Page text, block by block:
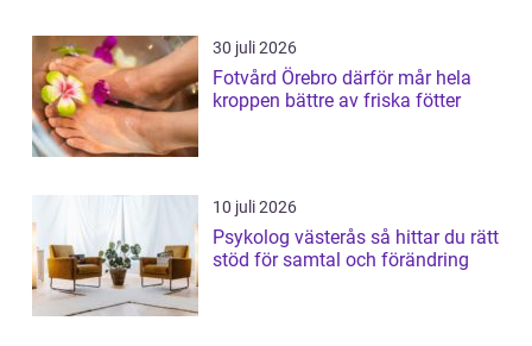
30 juli 2026
Fotvård Örebro därför mår hela
kroppen bättre av friska fötter
10 juli 2026
Psykolog västerås så hittar du rätt
stöd för samtal och förändring